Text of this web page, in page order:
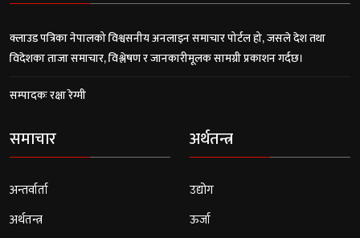
क्लाउड पत्रिका नेपालको विश्वसनीय अनलाइन समाचार पोर्टल हो, जसले देश तथा
विदेशका ताजा समाचार, विश्लेषण र जानकारीमूलक सामग्री प्रकाशन गर्दछ।
सम्पादकः रक्षा रेग्मी
समाचार
अन्तर्वार्ता
अर्थतन्त्र
अर्थतन्त्र
उद्योग
ऊर्जा